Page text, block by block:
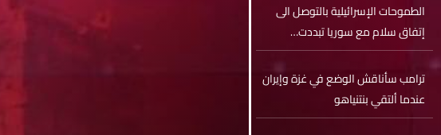
الطموحات الإسرائيلية بالتوصل الى
إتفاق سلام مع سوريا تبددت…
التفاهم في شأن مستقبل الجولان بين
الطرفين
ترامب سأناقش الوضع في غزة وإيران
عندما ألتقي بنتنياهو